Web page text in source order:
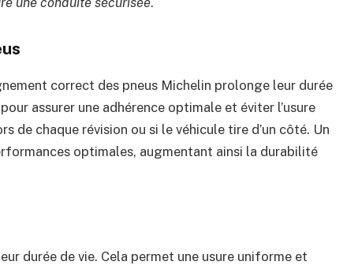
correct des pneus Michelin prolonge leur durée
assurer une adhérence optimale et éviter l’usure
de chaque révision ou si le véhicule tire d’un côté. Un
optimales, augmentant ainsi la durabilité
durée de vie. Cela permet une usure uniforme et